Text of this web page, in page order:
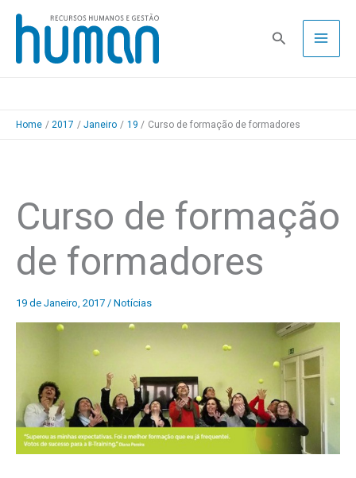
Skip
content
Pesquisa
Home 2017 Janeiro 19 Curso de formação de formadores
Curso de formação
de formadores
19 de Janeiro, 2017 / Notícias